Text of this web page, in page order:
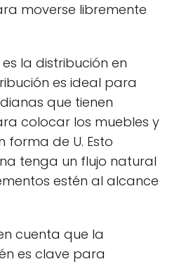
moverse libremente
la distribución en
es ideal para
que tienen
colocar los muebles y
forma de U. Esto
tenga un flujo natural
estén al alcance
cuenta que la
es clave para